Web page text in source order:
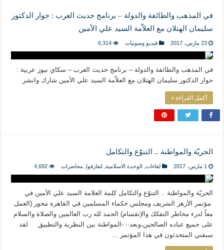
في المذهب والطائفة والدولة‎ – برنامج حديث العرب : حوار الدكتور
سليمان الهتلان مع العلاّمة السيد علي الأمين
23 مارس، 2017 فيديو وصوتيات 6,314
في المذهب والطائفة والدولة‎ – برنامج حديث العرب – سكاي نيوز عربية :
حوار الدكتور سليمان الهتلان مع العلاّمة السيد علي الأمين شارك وانشر
أكمل القراءة »
الحريّة والمواطنة .. التنوّع والتكامل
1 مارس، 2017 لقاءات, الوحدة الاسلامية, لتعارفوا محاضرات 4,692
الحريّة والمواطنة .. التنوّع والتكامل كلمة العلامة السيد علي الأمين في
مؤتمر الأزهر الشريف ومجلس حكماء المسلمين في القاهرة محور (العمل
معاً لدرء مخاطر التفكك والإنقسام) الحمد لله رب العالمين والصلاة والسلام
على جميع عباده الصالحين،وبعد·· -المواطنة بين النظرية والتطبيق لقد
سبقني المتحدثون في هذا المؤتمر …